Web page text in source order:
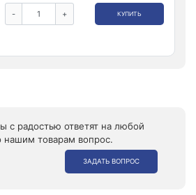
- + КУПИТЬ
с радостью ответят на любой
товарам вопрос.
ЗАДАТЬ ВОПРОС